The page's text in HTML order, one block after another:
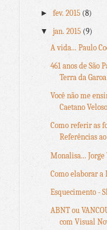
► fev. 2015 (8)
▼ jan. 2015 (9)
A vida... Paulo
461 anos de São
Terra da Garoa
Você não me
Caetano Veloso
Como referir as
Referências
Monalisa...
Como elaborar a
Esquecimento -
ABNT ou
com Visual